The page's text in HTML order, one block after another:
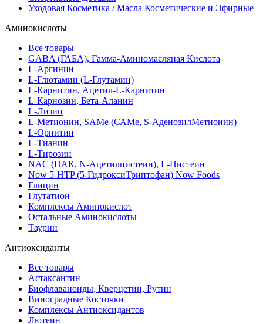
Уходовая Косметика / Масла Косметические и Эфирные
Аминокислоты
Все товары
GABA (ГАБА), Гамма-Аминомасляная Кислота
L-Аргинин
L-Глютамин (L-Глутамин)
L-Карнитин, Ацетил-L-Карнитин
L-Карнозин, Бета-Аланин
L-Лизин
L-Метионин, SAMe (САМе, S-АденозилМетионин)
L-Орнитин
L-Тианин
L-Тирозин
NAC (НАК, N-Ацетилцистеин), L-Цистеин
Now 5-HTP (5-ГидроксиТриптофан) Now Foods
Глицин
Глутатион
Комплексы Аминокислот
Остальные Аминокислоты
Таурин
Антиоксиданты
Все товары
Астаксантин
Биофлаваноиды, Кверцетин, Рутин
Виноградные Косточки
Комплексы Антиоксидантов
Лютеин